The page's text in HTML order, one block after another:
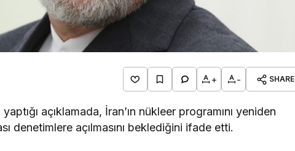
+ - SHARE
açıklamada, İran’ın nükleer programını yeniden
denetimlere açılmasını beklediğini ifade etti.